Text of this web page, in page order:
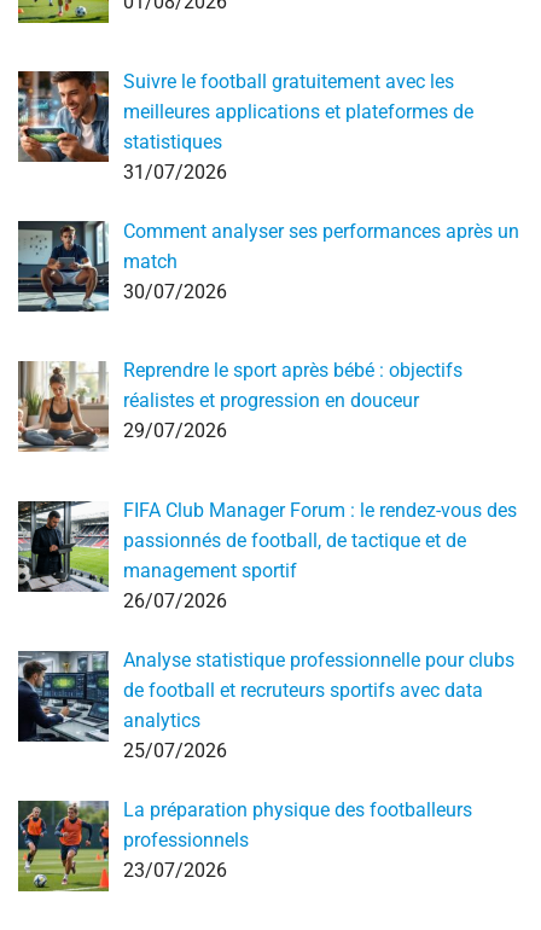
Suivre le football gratuitement avec les
meilleures applications et plateformes de
statistiques
31/07/2026
Comment analyser ses performances après un
match
30/07/2026
Reprendre le sport après bébé : objectifs
réalistes et progression en douceur
29/07/2026
FIFA Club Manager Forum : le rendez-vous des
passionnés de football, de tactique et de
management sportif
26/07/2026
Analyse statistique professionnelle pour clubs
de football et recruteurs sportifs avec data
analytics
25/07/2026
La préparation physique des footballeurs
professionnels
23/07/2026